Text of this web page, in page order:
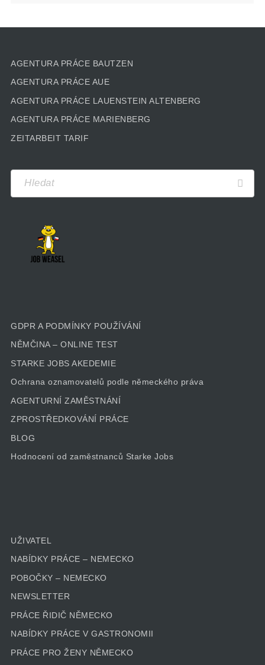
AGENTURA PRÁCE BAUTZEN
AGENTURA PRÁCE AUE
AGENTURA PRÁCE LAUENSTEIN ALTENBERG
AGENTURA PRÁCE MARIENBERG
ZEITARBEIT TARIF
GDPR A PODMÍNKY POUŽÍVÁNÍ
NĚMČINA – ONLINE TEST
STARKE JOBS AKEDEMIE
Ochrana oznamovatelů podle německého práva
AGENTURNÍ ZAMĚSTNÁNÍ
ZPROSTŘEDKOVÁNÍ PRÁCE
BLOG
Hodnocení od zaměstnanců Starke Jobs
UŽIVATEL
NABÍDKY PRÁCE – NEMECKO
POBOČKY – NEMECKO
NEWSLETTER
PRÁCE ŘIDIČ NĚMECKO
NABÍDKY PRÁCE V GASTRONOMII
PRÁCE PRO ŽENY NĚMECKO